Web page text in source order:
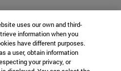
uses our own and third-
information when you
have different purposes.
a user, obtain information
your privacy, or